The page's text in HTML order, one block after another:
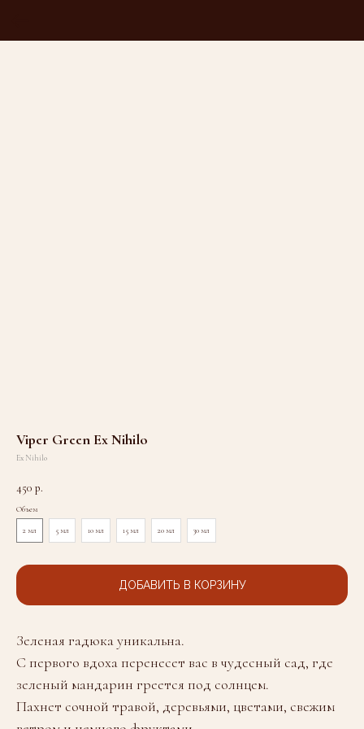
Viper Green Ex Nihilo
Ex Nihilo
450 р.
Объем
2 мл 5 мл 10 мл 15 мл 20 мл 30 мл
ДОБАВИТЬ В КОРЗИНУ
Зеленая гадюка уникальна.
С первого вдоха перенесет вас в чудесный сад, где
зеленый мандарин греется под солнцем.
Пахнет сочной травой, деревьями, цветами, свежим